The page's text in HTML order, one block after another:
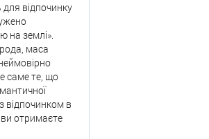
для відпочинку
на землі».
маса
саме те, що
відпочинком в
отримаєте